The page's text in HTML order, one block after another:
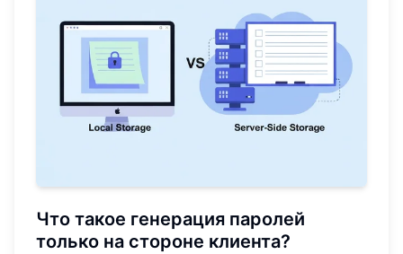
Что такое генерация паролей
только на стороне клиента?